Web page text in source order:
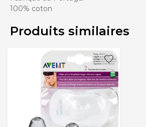
100% coton
Produits similaires